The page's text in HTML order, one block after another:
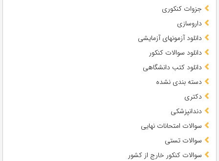
جزوات کنکوری
داروسازی
دانلود آزمونهای آزمایشی
دانلود سوالات کنکور
دانلود کتب دانشگاهی
دسته بندی نشده
دکتری
دندانپزشکی
سوالات امتحانات نهایی
سوالات تستی
سوالات کنکور خارج از کشور